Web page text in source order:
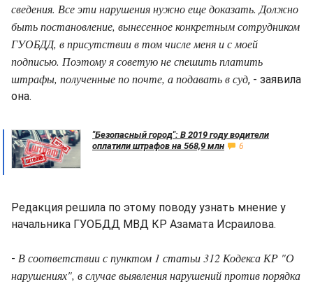
сведения. Все эти нарушения нужно еще доказать. Должно
быть постановление, вынесенное конкретным сотрудником
ГУОБДД, в присутствии в том числе меня и с моей
подписью. Поэтому я советую не спешить платить
штрафы, полученные по почте, а подавать в суд, - заявила
она.
"Безопасный город": В 2019 году водители
оплатили штрафов на 568,9 млн
6
Редакция решила по этому поводу узнать мнение у
начальника ГУОБДД МВД КР Азамата Исраилова.
- В соответствии с пунктом 1 статьи 312 Кодекса КР "О
нарушениях", в случае выявления нарушений против порядка